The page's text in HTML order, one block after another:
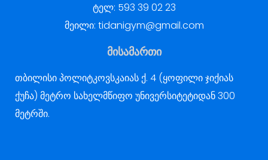
ტელ: 593 39 02 23
მეილი: tidanigym@gmail.com
მისამართი
თბილისი პოლიტკოვსკაიას ქ. 4 (ყოფილი ჯიქიას
ქუჩა) მეტრო სახელმწიფო უნივერსიტეტიდან 300
მეტრში.